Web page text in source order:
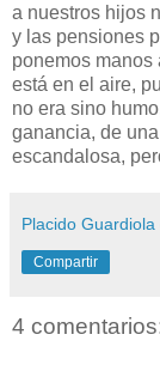
a nuestros hijos
y las pensiones
ponemos manos
está en el aire,
no era sino
ganancia, de
escandalosa,
Placido Guardiola
Compartir
4